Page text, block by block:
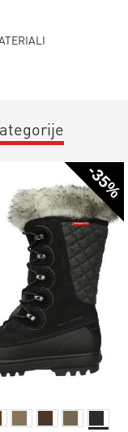
-35%